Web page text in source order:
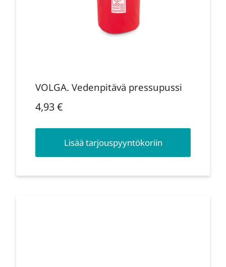
VOLGA. Vedenpitävä pressupussi
4,93€
Lisää tarjouspyyntökoriin